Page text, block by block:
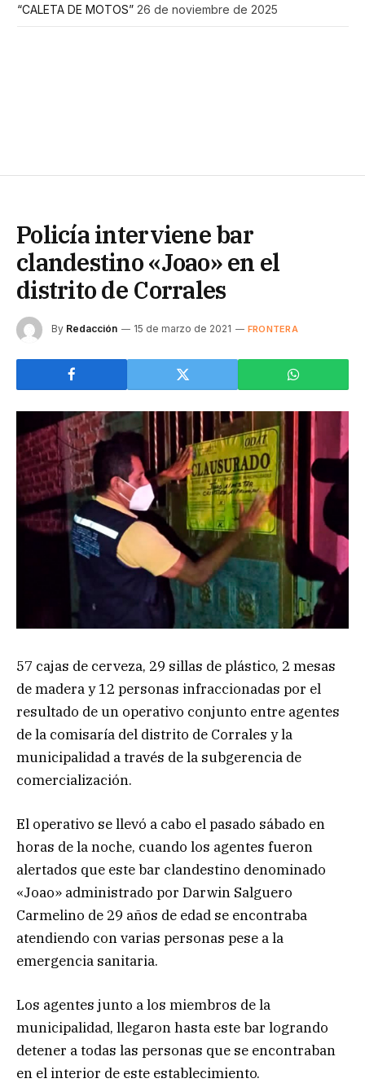
“CALETA DE MOTOS” 26 de noviembre de 2025
Policía interviene bar
clandestino «Joao» en el
distrito de Corrales
By Redacción 15 de marzo de 2021 FRONTERA
57 cajas de cerveza, 29 sillas de plástico, 2 mesas
de madera y 12 personas infraccionadas por el
resultado de un operativo conjunto entre agentes
de la comisaría del distrito de Corrales y la
municipalidad a través de la subgerencia de
comercialización.
El operativo se llevó a cabo el pasado sábado en
horas de la noche, cuando los agentes fueron
alertados que este bar clandestino denominado
«Joao» administrado por Darwin Salguero
Carmelino de 29 años de edad se encontraba
atendiendo con varias personas pese a la
emergencia sanitaria.
Los agentes junto a los miembros de la
municipalidad, llegaron hasta este bar logrando
detener a todas las personas que se encontraban
en el interior de este establecimiento.